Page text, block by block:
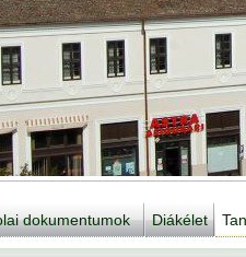
dokumentumok Diákélet